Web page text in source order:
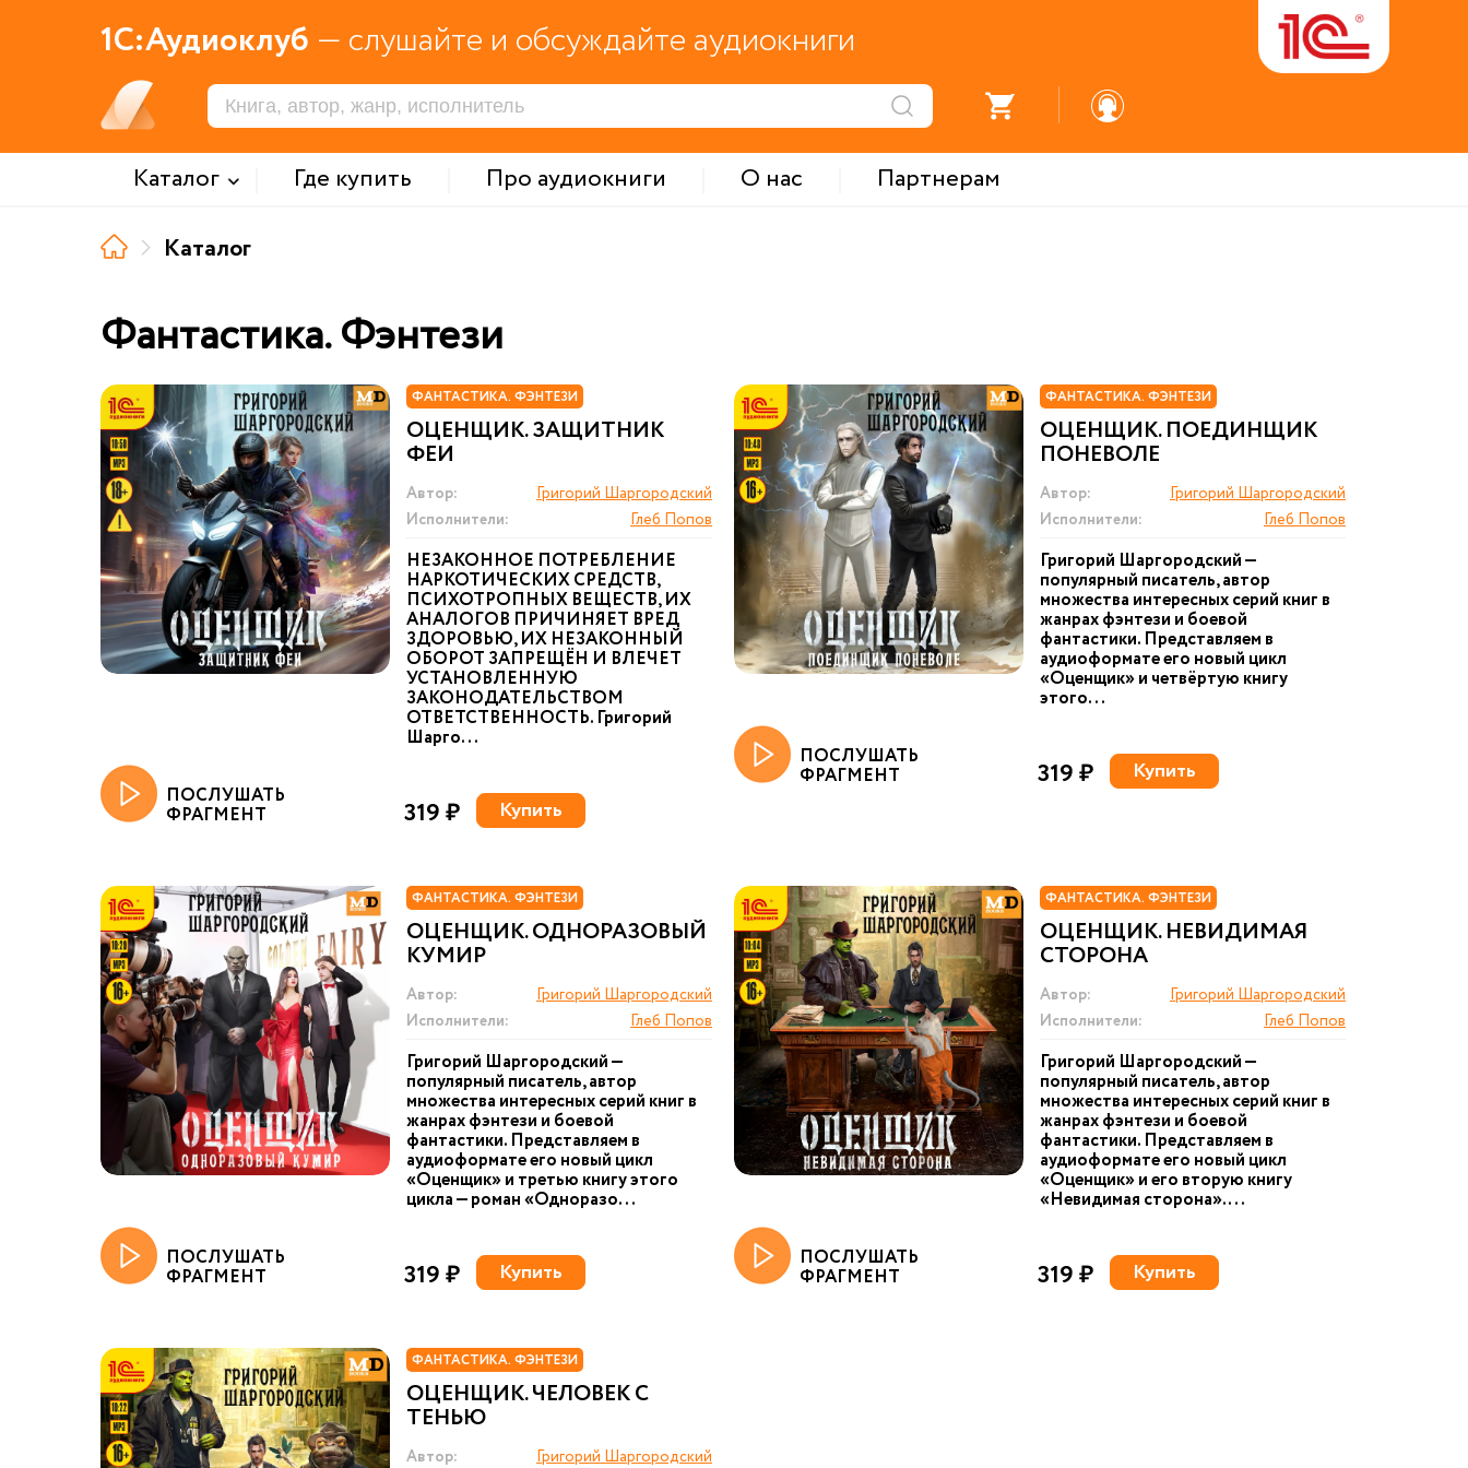
1С:Аудиоклуб — слушайте и обсуждайте аудиокниги
Каталог Где купить Про аудиокниги О нас
Партнерам
Каталог
Фантастика. Фэнтези
ФАНТАСТИКА. ФЭНТЕЗИ
ОЦЕНЩИК. ЗАЩИТНИК
ФЕИ
Автор:
Григорий Шаргородский
Исполнители:
Глеб Попов
НЕЗАКОННОЕ ПОТРЕБЛЕНИЕ
НАРКОТИЧЕСКИХ СРЕДСТВ,
ПСИХОТРОПНЫХ ВЕЩЕСТВ, ИХ
АНАЛОГОВ ПРИЧИНЯЕТ ВРЕД
ЗДОРОВЬЮ, ИХ НЕЗАКОННЫЙ
ОБОРОТ ЗАПРЕЩЁН И ВЛЕЧЕТ
УСТАНОВЛЕННУЮ
ЗАКОНОДАТЕЛЬСТВОМ
ОТВЕТСТВЕННОСТЬ. Григорий
Шарго...
ПОСЛУШАТЬ
ФРАГМЕНТ 319 ₽ Купить
ФАНТАСТИКА. ФЭНТЕЗИ
ОЦЕНЩИК. ПОЕДИНЩИК
ПОНЕВОЛЕ
Автор:
Григорий Шаргородский
Исполнители:
Глеб Попов
Григорий Шаргородский —
популярный писатель, автор
множества интересных серий книг в
жанрах фэнтези и боевой
фантастики. Представляем в
аудиоформате его новый цикл
«Оценщик» и четвёртую книгу
этого...
ПОСЛУШАТЬ
ФРАГМЕНТ 319 ₽ Купить
ФАНТАСТИКА. ФЭНТЕЗИ
ОЦЕНЩИК. ОДНОРАЗОВЫЙ
КУМИР
Автор:
Григорий Шаргородский
Исполнители:
Глеб Попов
Григорий Шаргородский —
популярный писатель, автор
множества интересных серий книг в
жанрах фэнтези и боевой
фантастики. Представляем в
аудиоформате его новый цикл
«Оценщик» и третью книгу этого
цикла — роман «Одноразо...
ПОСЛУШАТЬ
ФРАГМЕНТ 319 ₽ Купить
ФАНТАСТИКА. ФЭНТЕЗИ
ОЦЕНЩИК. НЕВИДИМАЯ
СТОРОНА
Автор:
Григорий Шаргородский
Исполнители:
Глеб Попов
Григорий Шаргородский —
популярный писатель, автор
множества интересных серий книг в
жанрах фэнтези и боевой
фантастики. Представляем в
аудиоформате его новый цикл
«Оценщик» и его вторую книгу
«Невидимая сторона». ...
ПОСЛУШАТЬ
ФРАГМЕНТ 319 ₽ Купить
ФАНТАСТИКА. ФЭНТЕЗИ
ОЦЕНЩИК. ЧЕЛОВЕК С
ТЕНЬЮ
Автор:
Григорий Шаргородский